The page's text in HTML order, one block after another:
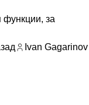
за
Ivan Gagarinov